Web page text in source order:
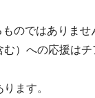
のではありませ
）への応援はチ
ます。